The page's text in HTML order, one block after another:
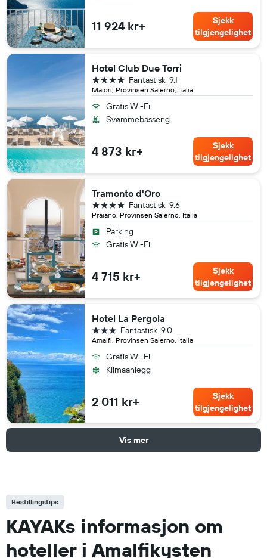
11 924 kr+
Sjekk
tilgjengelighet
Hotel Club Due Torri
Maiori, Provinsen Salerno, Italia
9.1
Fantastisk
4 stjerner
Gratis Wi-Fi
Svømmebasseng
4 873 kr+
Sjekk
tilgjengelighet
Tramonto d'Oro
Praiano, Provinsen Salerno, Italia
9.6
Fantastisk
4 stjerner
Parking
Gratis Wi-Fi
4 715 kr+
Sjekk
tilgjengelighet
Hotel La Pergola
Amalfi, Provinsen Salerno, Italia
9.0
Fantastisk
3 stjerner
Gratis Wi-Fi
Klimaanlegg
2 011 kr+
Sjekk
tilgjengelighet
Vis mer
Bestillingstips
KAYAKs informasjon om
hoteller i Amalfikysten